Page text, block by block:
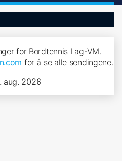
for Bordtennis Lag-VM.
for å se alle sendingene.
aug. 2026